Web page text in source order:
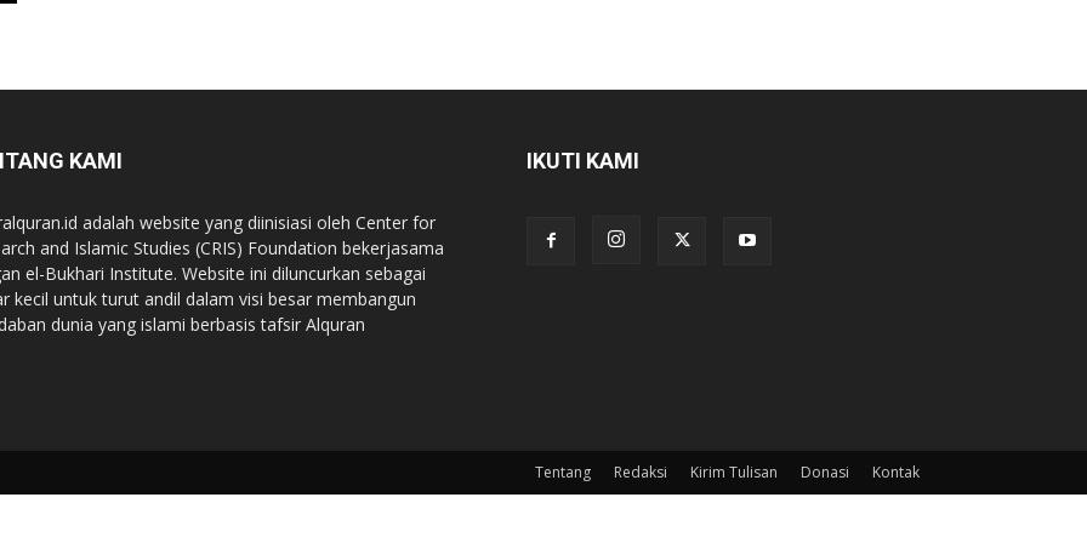
KAMI
adalah website yang diinisiasi oleh Center for
and Islamic Studies (CRIS) Foundation bekerjasama
el-Bukhari Institute. Website ini diluncurkan sebagai
kecil untuk turut andil dalam visi besar membangun
dunia yang islami berbasis tafsir Alquran
IKUTI KAMI
Tentang Redaksi Kirim Tulisan Donasi Kontak